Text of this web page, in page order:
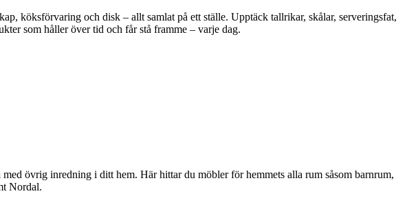
köksförvaring och disk – allt samlat på ett ställe. Upptäck tallrikar, skålar, serveringsfat,
som håller över tid och får stå framme – varje dag.
övrig inredning i ditt hem. Här hittar du möbler för hemmets alla rum såsom barnrum,
Nordal.